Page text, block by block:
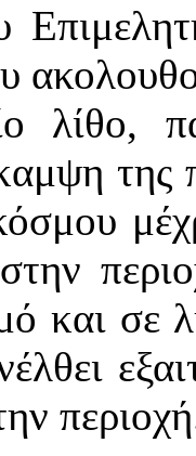
λίθο,
της
και σε